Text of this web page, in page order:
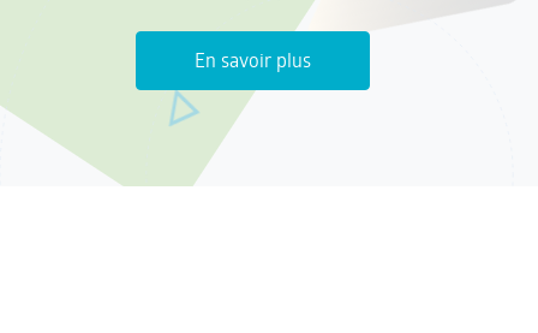
En savoir plus